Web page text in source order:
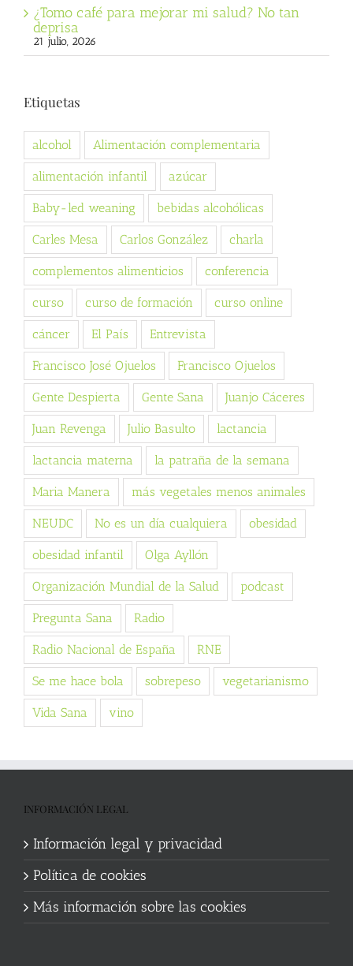
¿Tomo café para mejorar mi salud? No tan
deprisa
21 julio, 2026
Etiquetas
alcohol Alimentación complementaria
alimentación infantil azúcar
Baby-led weaning bebidas alcohólicas
Carles Mesa Carlos González charla
complementos alimenticios conferencia
curso curso de formación curso online
cáncer El País Entrevista
Francisco José Ojuelos Francisco Ojuelos
Gente Despierta Gente Sana Juanjo Cáceres
Juan Revenga Julio Basulto lactancia
lactancia materna la patraña de la semana
Maria Manera más vegetales menos animales
NEUDC No es un día cualquiera obesidad
obesidad infantil Olga Ayllón
Organización Mundial de la Salud podcast
Pregunta Sana Radio
Radio Nacional de España RNE
Se me hace bola sobrepeso vegetarianismo
Vida Sana vino
INFORMACIÓN LEGAL
Información legal y privacidad
Política de cookies
Más información sobre las cookies